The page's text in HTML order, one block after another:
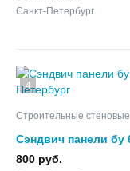
Санкт-Петербург
4
Строительные
Сэндвич панели бу
800 руб.